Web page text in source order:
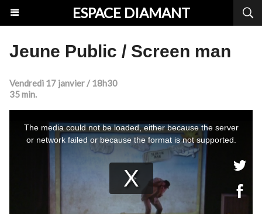
ESPACE DIAMANT
Jeune Public / Screen man
Vendredi 17 janvier / 18h30
35 min.